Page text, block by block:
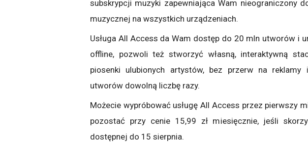
subskrypcji muzyki zapewniająca Wam nieograniczony
muzycznej na wszystkich urządzeniach.
Usługa All Access da Wam dostęp do 20 mln utworów i
offline, pozwoli też stworzyć własną, interaktywną
piosenki ulubionych artystów, bez przerw na
utworów dowolną liczbę razy.
Możecie wypróbować usługę All Access przez pierwszy
pozostać przy cenie 15,99 zł miesięcznie, jeśli
dostępnej do 15 sierpnia.